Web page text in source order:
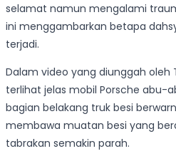
selamat namun mengalami
ini menggambarkan betapa
terjadi.
Dalam video yang diunggah oleh
terlihat jelas mobil Porsche abu-
bagian belakang truk besi
membawa muatan besi yang
tabrakan semakin parah.